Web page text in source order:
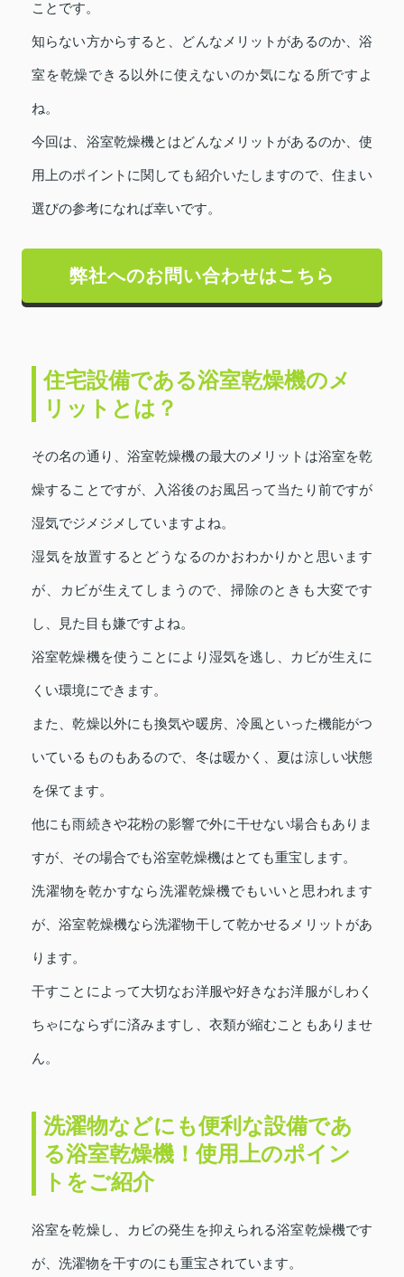
ことです。
知らない方からすると、どんなメリットがあるのか、浴
室を乾燥できる以外に使えないのか気になる所ですよ
ね。
今回は、浴室乾燥機とはどんなメリットがあるのか、使
用上のポイントに関しても紹介いたしますので、住まい
選びの参考になれば幸いです。
弊社へのお問い合わせはこちら
住宅設備である浴室乾燥機のメ
リットとは？
その名の通り、浴室乾燥機の最大のメリットは浴室を乾
燥することですが、入浴後のお風呂って当たり前ですが
湿気でジメジメしていますよね。
湿気を放置するとどうなるのかおわかりかと思います
が、カビが生えてしまうので、掃除のときも大変です
し、見た目も嫌ですよね。
浴室乾燥機を使うことにより湿気を逃し、カビが生えに
くい環境にできます。
また、乾燥以外にも換気や暖房、冷風といった機能がつ
いているものもあるので、冬は暖かく、夏は涼しい状態
を保てます。
他にも雨続きや花粉の影響で外に干せない場合もありま
すが、その場合でも浴室乾燥機はとても重宝します。
洗濯物を乾かすなら洗濯乾燥機でもいいと思われます
が、浴室乾燥機なら洗濯物干して乾かせるメリットがあ
ります。
干すことによって大切なお洋服や好きなお洋服がしわく
ちゃにならずに済みますし、衣類が縮むこともありませ
ん。
洗濯物などにも便利な設備であ
る浴室乾燥機！使用上のポイン
トをご紹介
浴室を乾燥し、カビの発生を抑えられる浴室乾燥機です
が、洗濯物を干すのにも重宝されています。